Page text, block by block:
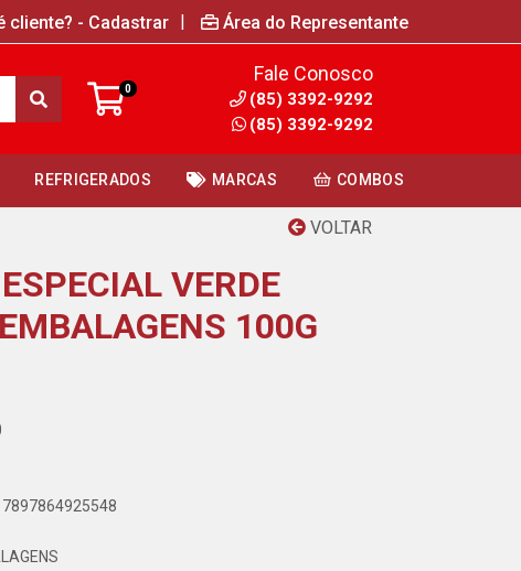
cliente? - Cadastrar | Área do Representante
0
Fale Conosco
(85) 3392-9292
(85) 3392-9292
REFRIGERADOS MARCAS COMBOS
VOLTAR
VERDE
100G